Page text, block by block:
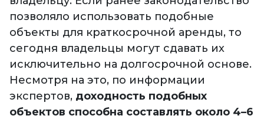
позволяло использовать подобные
объекты для краткосрочной аренды, то
сегодня владельцы могут сдавать их
исключительно на долгосрочной основе.
Несмотря на это, по информации
экспертов, доходность подобных
объектов способна составлять около 4–6